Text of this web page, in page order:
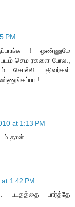
PM
! ஒண்ணுமே
செம ரகளை போல.,
சொல்லி பதிவர்கள்
!
at 1:13 PM
தான்
1:42 PM
படதத்தை பார்த்தே